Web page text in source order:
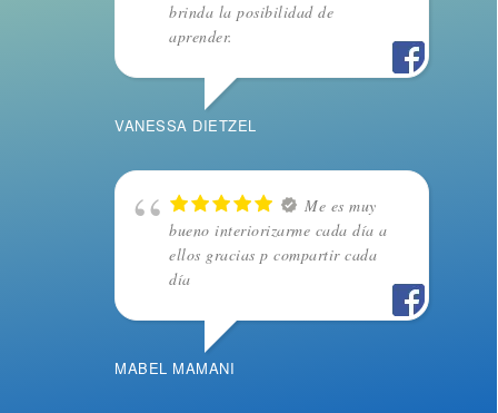
brinda la posibilidad de
aprender.
VANESSA DIETZEL
Me es muy
bueno interiorizarme cada día a
ellos gracias p compartir cada
día
MABEL MAMANI